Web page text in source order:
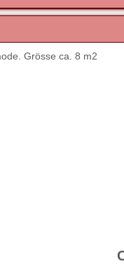
Grösse ca. 8 m2